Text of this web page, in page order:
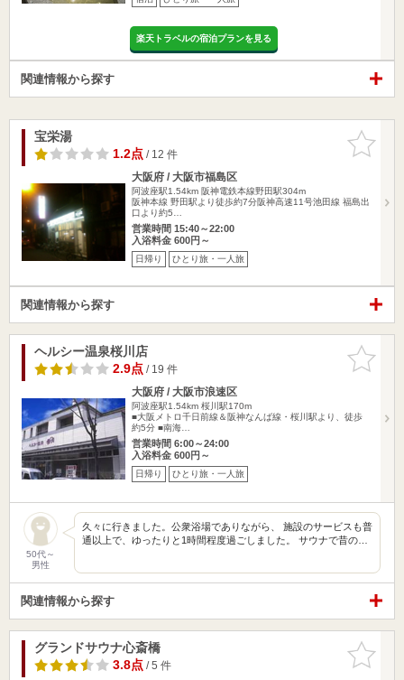
楽天トラベルの宿泊プランを見る
関連情報から探す
お気に入
りに追加
宝栄湯
1.2点/ 12 件
大阪府 / 大阪市福島区
阿波座駅1.54km 阪神電鉄本線野田駅304m
阪神本線 野田駅より徒歩約7分阪神高速11号池田線 福島出
口より約5…
営業時間 15:40～22:00
入浴料金 600円～
日帰り ひとり旅・一人旅
関連情報から探す
お気に入
りに追加
ヘルシー温泉桜川店
2.9点/ 19 件
大阪府 / 大阪市浪速区
阿波座駅1.54km 桜川駅170m
■大阪メトロ千日前線＆阪神なんば線・桜川駅より、徒歩
約5分 ■南海…
営業時間 6:00～24:00
入浴料金 600円～
日帰り ひとり旅・一人旅
50代～
男性
久々に行きました。公衆浴場でありながら、 施設のサービスも普
通以上で、ゆったりと1時間程度過ごしました。 サウナで昔の…
関連情報から探す
お気に入
りに追加
グランドサウナ心斎橋
3.8点/ 5 件